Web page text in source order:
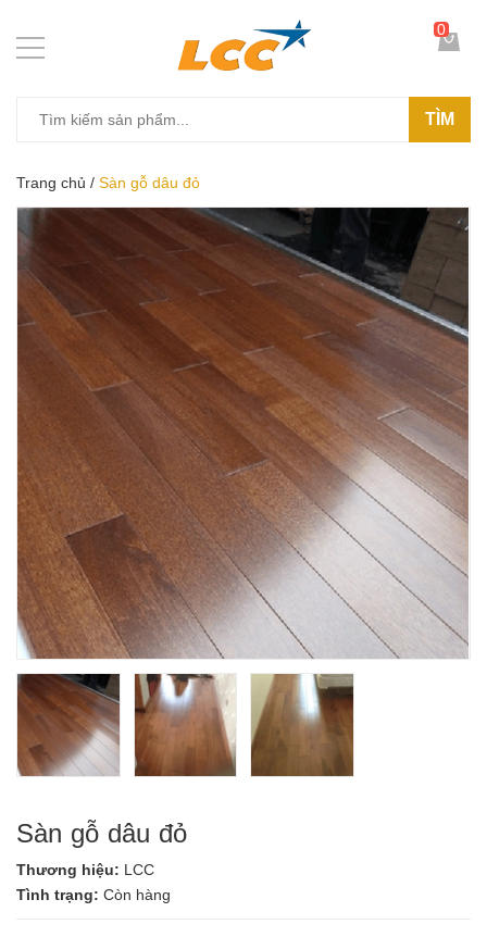
TÌM
0
Trang chủ / Sàn gỗ dâu đỏ
Sàn gỗ dâu đỏ
Thương hiệu: LCC
Tình trạng: Còn hàng